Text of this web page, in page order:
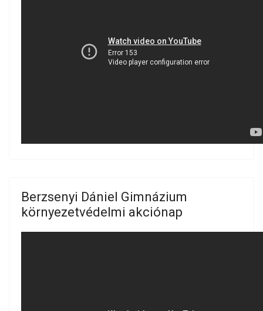
Berzsenyi Dániel Gimnázium
környezetvédelmi akciónap